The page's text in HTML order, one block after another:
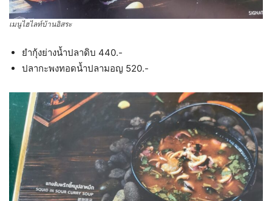
เมนูไฮไลท์บ้านอิสระ
ยำกุ้งย่างน้ำปลาดิบ 440.-
ปลากะพงทอดน้ำปลามอญ 520.-